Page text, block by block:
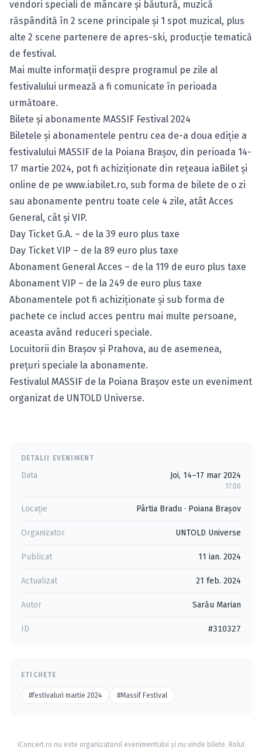
vendori speciali de mâncare și băutură, muzică
răspândită în 2 scene principale și 1 spot muzical, plus
alte 2 scene partenere de apres-ski, producție tematică
de festival.
Mai multe informații despre programul pe zile al
festivalului urmează a fi comunicate în perioada
următoare.
Bilete și abonamente MASSIF Festival 2024
Biletele și abonamentele pentru cea de-a doua ediție a
festivalului MASSIF de la Poiana Brașov, din perioada 14-
17 martie 2024, pot fi achiziționate din rețeaua iaBilet și
online de pe www.iabilet.ro, sub forma de bilete de o zi
sau abonamente pentru toate cele 4 zile, atât Acces
General, cât și VIP.
Day Ticket G.A. – de la 39 euro plus taxe
Day Ticket VIP – de la 89 euro plus taxe
Abonament General Acces – de la 119 de euro plus taxe
Abonament VIP – de la 249 de euro plus taxe
Abonamentele pot fi achiziționate și sub forma de
pachete ce includ acces pentru mai multe persoane,
aceasta având reduceri speciale.
Locuitorii din Brașov și Prahova, au de asemenea,
prețuri speciale la abonamente.
Festivalul MASSIF de la Poiana Brașov este un eveniment
organizat de UNTOLD Universe.
DETALII EVENIMENT
Data Joi, 14–17 mar 2024
17:00
Locație Pârtia Bradu · Poiana Braşov
Organizator UNTOLD Universe
Publicat 11 ian. 2024
Actualizat 21 feb. 2024
Autor Sarău Marian
ID #310327
ETICHETE
#festivaluri martie 2024 #Massif Festival
iConcert.ro nu este organizatorul evenimentului și nu vinde bilete. Rolul